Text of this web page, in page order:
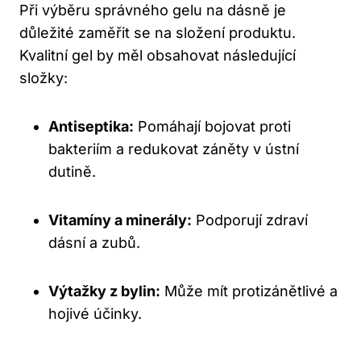
Při výběru správného gelu na dásně je
důležité zaměřit se na složení produktu.
Kvalitní gel by měl obsahovat následující
složky:
Antiseptika: Pomáhají bojovat proti
bakteriím a redukovat záněty v ústní
dutině.
Vitamíny a minerály: Podporují zdraví
dásní a zubů.
Výtažky z bylin: Může mít protizánětlivé a
hojivé účinky.